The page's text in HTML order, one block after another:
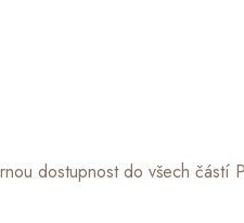
dostupnost do všech částí